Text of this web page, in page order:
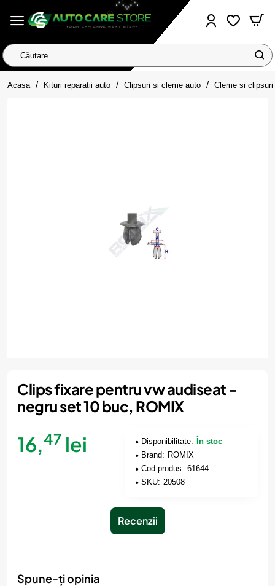
Căutare...
Acasa homeKituri reparatii auto Clipsuri si cleme auto Cleme si
Clips fixare pentru vw audiseat -
negru set 10 buc, ROMIX
16,47 lei Disponibilitate:
În stoc
Brand: ROMIX
Cod produs: 61644
SKU: 20508
Recenzii
Spune-ți opinia